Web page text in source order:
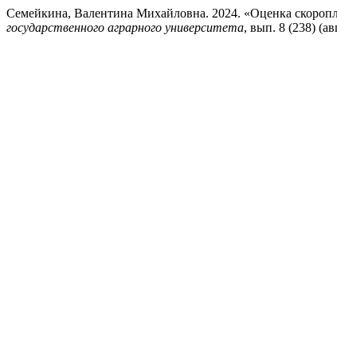
Семейкина, Валентина Михайловна. 2024. «Оценка
государственного аграрного университета, вып. 8 (238)